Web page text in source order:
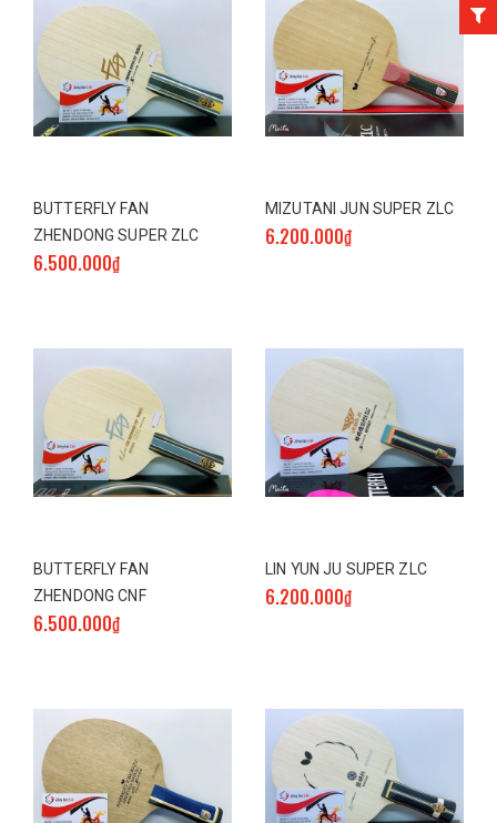
BUTTERFLY FAN
ZHENDONG SUPER ZLC
6.500.000₫
MIZUTANI JUN SUPER ZLC
6.200.000₫
BUTTERFLY FAN
ZHENDONG CNF
6.500.000₫
LIN YUN JU SUPER ZLC
6.200.000₫